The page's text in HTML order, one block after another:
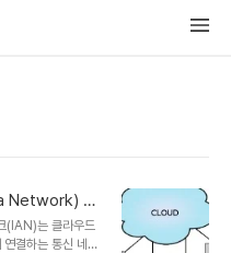
Network) 클
(IAN)는 클라우드
결하는 통신 네트